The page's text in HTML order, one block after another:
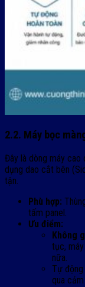
2.2. Máy bọc
Đây là dòng máy cao
dụng dao cắt bên
tận.
Phù hợp:
tấm panel.
Ưu điểm:
Không
tục,
nữa.
Tự động
qua